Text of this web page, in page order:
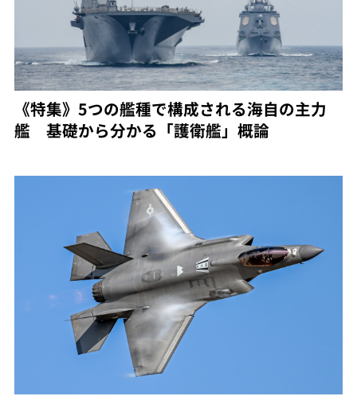
《特集》5つの艦種で構成される海自の主力
艦 基礎から分かる「護衛艦」概論